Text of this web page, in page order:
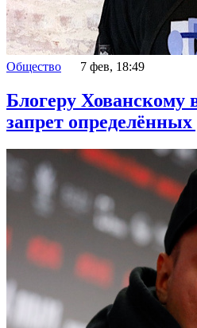
Общество 7 фев, 18:49
Блогеру Хованскому
запрет